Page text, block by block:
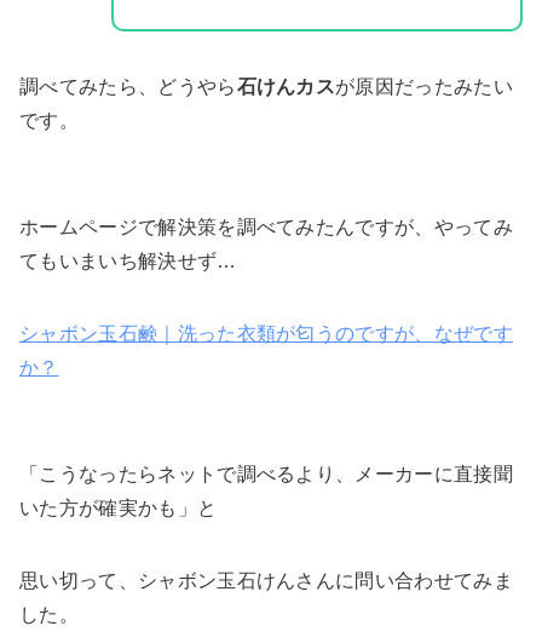
調べてみたら、どうやら石けんカスが原因だったみたい
です。
ホームページで解決策を調べてみたんですが、やってみ
てもいまいち解決せず…
シャボン玉石鹸｜洗った衣類が匂うのですが、なぜです
か？
「こうなったらネットで調べるより、メーカーに直接聞
いた方が確実かも」と
思い切って、シャボン玉石けんさんに問い合わせてみま
した。